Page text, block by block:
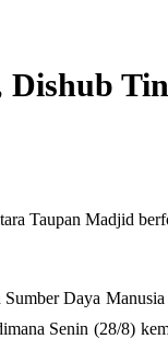
Dishub
Madjid
Daya
Senin (28/8)